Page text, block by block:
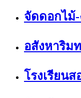
จัดดอกไม้
อสังหาริม
โรงเรียน